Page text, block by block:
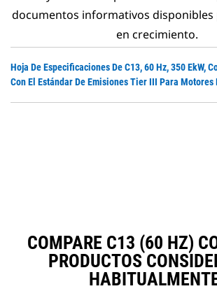
documentos informativos disponibles
en crecimiento.
Hoja De Especificaciones De C13, 60 Hz, 350 EkW,
Con El Estándar De Emisiones Tier III Para Motores
COMPARE C13 (60 HZ)
PRODUCTOS